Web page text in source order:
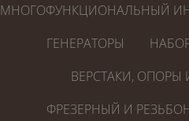
МНОГОФУНКЦИОНАЛЬНЫЙ
ГЕНЕРАТОРЫ
ВЕРСТАКИ, ОПОРЫ
ФРЕЗЕРНЫЙ И